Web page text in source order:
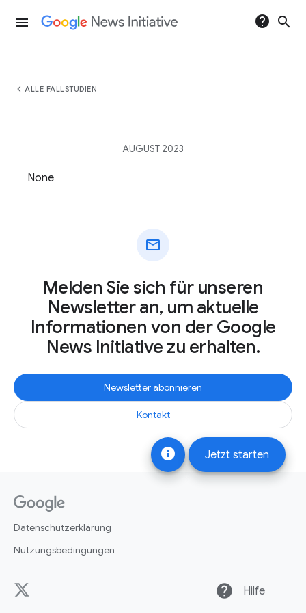
menu help search
info Jetzt starten
chevron_left ALLE FALLSTUDIEN
AUGUST 2023
None
mail
Melden Sie sich für unseren
Newsletter an, um aktuelle
Informationen von der Google
News Initiative zu erhalten.
Newsletter abonnieren
Kontakt
Datenschutzerklärung
Nutzungsbedingungen
help Hilfe